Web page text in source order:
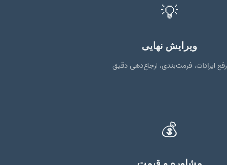
💡
ویرایش نهایی
رفع ایرادات، فرمت‌بندی، ارجاع‌دهی دقیق
💰